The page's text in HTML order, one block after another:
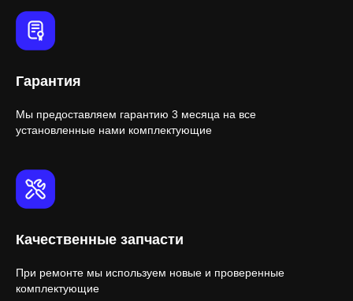
Гарантия
Мы предоставляем гарантию 3 месяца на все
установленные нами комплектующие
Качественные запчасти
При ремонте мы используем новые и проверенные
комплектующие